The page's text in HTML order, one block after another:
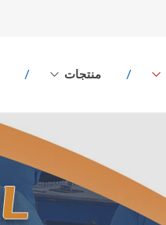
منتجات